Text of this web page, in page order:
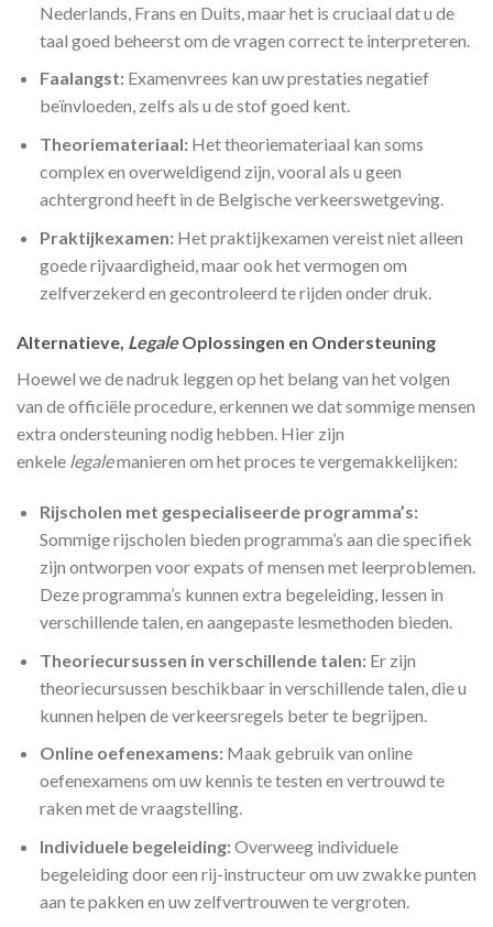
Nederlands, Frans en Duits, maar het is cruciaal dat u de
taal goed beheerst om de vragen correct te interpreteren.
Faalangst:Examenvrees kan uw prestaties negatief
beïnvloeden, zelfs als u de stof goed kent.
Theoriemateriaal: Het theoriemateriaal kan soms
complex en overweldigend zijn, vooral als u geen
achtergrond heeft in de Belgische verkeerswetgeving.
Praktijkexamen:Het praktijkexamen vereist niet alleen
goede rijvaardigheid, maar ook het vermogen om
zelfverzekerd en gecontroleerd te rijden onder druk.
Alternatieve, LegaleOplossingen en Ondersteuning
Hoewel we de nadruk leggen op het belang van het volgen
van de officiële procedure, erkennen we dat sommige mensen
extra ondersteuning nodig hebben. Hier zijn
enkele legalemanieren om het proces te vergemakkelijken:
Rijscholen met gespecialiseerde programma’s:
Sommige rijscholen bieden programma’s aan die specifiek
zijn ontworpen voor expats of mensen met leerproblemen.
Deze programma’s kunnen extra begeleiding, lessen in
verschillende talen, en aangepaste lesmethoden bieden.
Theoriecursussen in verschillende talen:Er zijn
theoriecursussen beschikbaar in verschillende talen, die u
kunnen helpen de verkeersregels beter te begrijpen.
Online oefenexamens:Maak gebruik van online
oefenexamens om uw kennis te testen en vertrouwd te
raken met de vraagstelling.
Individuele begeleiding:Overweeg individuele
begeleiding door een rij-instructeur om uw zwakke punten
aan te pakken en uw zelfvertrouwen te vergroten.